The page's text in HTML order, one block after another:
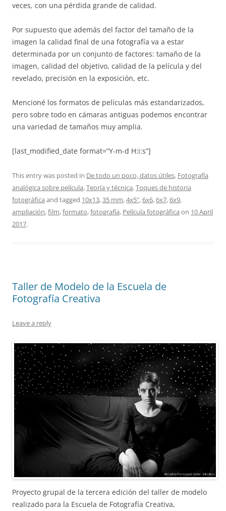
veces, con una pérdida grande de calidad.
Por supuesto que además del factor del tamaño de la
imagen la calidad final de una fotografía va a estar
determinada por un conjunto de factores: tamaño de la
imagen, calidad del objetivo, calidad de la película y del
revelado, precisión en la exposición, etc.
Mencioné los formatos de películas más estandarizados,
pero sobre todo en cámaras antiguas podemos encontrar
una variedad de tamaños muy amplia.
[last_modified_date format=”Y-m-d H:i:s”]
This entry was posted in De todo un poco, datos útiles, Fotografía
analógica sobre película,Teoría y técnica,Toques de historia
fotográfica and tagged 10x13,35 mm,4x5",6x6,6x7,6x9,
ampliación,film,formato,fotografía, Película fotográfica on 10 April
2017.
Taller de Modelo de la Escuela de
Fotografía Creativa
Leave a reply
Proyecto grupal de la tercera edición del taller de modelo
realizado para la Escuela de Fotografía Creativa,